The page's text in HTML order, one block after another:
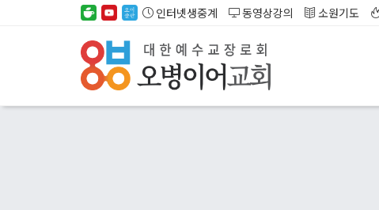
인터넷생중계 동영상강의 소원기도